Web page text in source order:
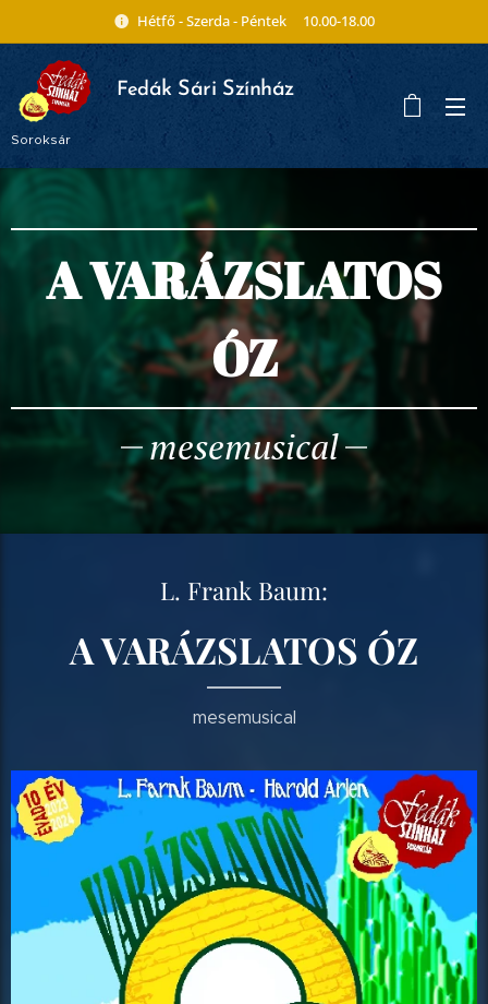
Hétfő - Szerda - Péntek 10.00-18.00
Fedák Sári Színház
Soroksár
A VARÁZSLATOS
ÓZ
mesemusical
L. Frank Baum:
A VARÁZSLATOS ÓZ
mesemusical